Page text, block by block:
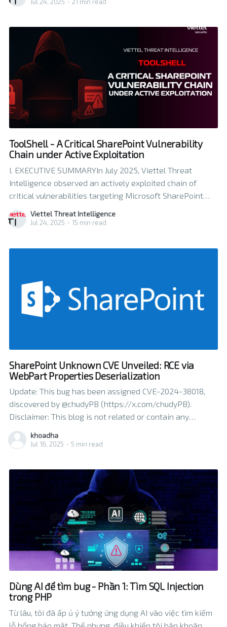
phép
ToolShell - A Critical SharePoint Vulnerability
Chain under Active Exploitation
I. EXECUTIVE SUMMARYIn July 2025, Viettel Threat
Intelligence observed an actively exploited chain of
critical vulnerabilities targeting Microsoft SharePoint
systems, commonly referred to as the ToolShell
vulnerability chain. This chain consists of the following
vulnerability in DataSetSurrogateSelector that allows
Viettel Threat Intelligence
Jul 24, 2025 • 15 min read
SharePoint Unknown CVE Unveiled: RCE via
WebPart Properties Deserialization
Update: This bug has been assigned CVE-2024-38018,
discovered by @chudyPB (https://x.com/chudyPB).
Disclaimer: This blog is not related or contain any
information about the bug at Pwn2Own Berlin. This is a
bug I discovered by accident, and it has already been
khoadha
Jul 16, 2025 • 5 min read
Dùng AI để tìm bug - Phần 1: Tìm SQL Injection
trong PHP
Từ lâu, tôi đã ấp ủ ý tưởng ứng dụng AI vào việc tìm kiếm